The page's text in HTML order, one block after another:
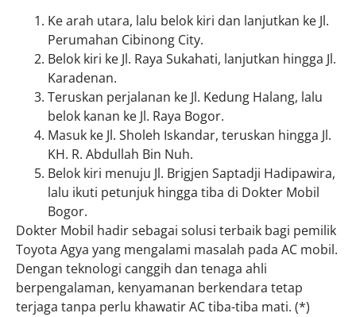
Ke arah utara, lalu belok kiri dan lanjutkan ke Jl.
Perumahan Cibinong City.
Belok kiri ke Jl. Raya Sukahati, lanjutkan hingga Jl.
Karadenan.
Teruskan perjalanan ke Jl. Kedung Halang, lalu
belok kanan ke Jl. Raya Bogor.
Masuk ke Jl. Sholeh Iskandar, teruskan hingga Jl.
KH. R. Abdullah Bin Nuh.
Belok kiri menuju Jl. Brigjen Saptadji Hadipawira,
lalu ikuti petunjuk hingga tiba di Dokter Mobil
Bogor.
Dokter Mobil hadir sebagai solusi terbaik bagi pemilik
Toyota Agya yang mengalami masalah pada AC mobil.
Dengan teknologi canggih dan tenaga ahli
berpengalaman, kenyamanan berkendara tetap
terjaga tanpa perlu khawatir AC tiba-tiba mati. (*)